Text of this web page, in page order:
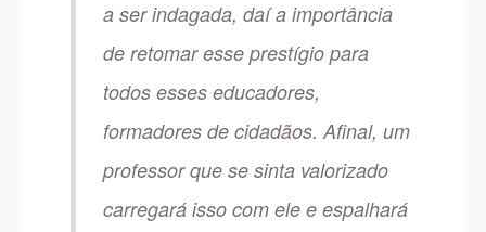
a ser indagada, daí a importância
de retomar esse prestígio para
todos esses educadores,
formadores de cidadãos. Afinal, um
professor que se sinta valorizado
carregará isso com ele e espalhará